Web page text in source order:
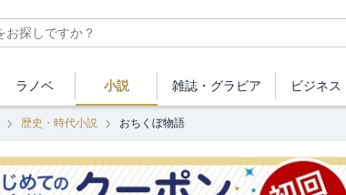
ラノベ 小説 雑誌・ グラビア ビジネス
歴史・時代小説 おちくぼ物語